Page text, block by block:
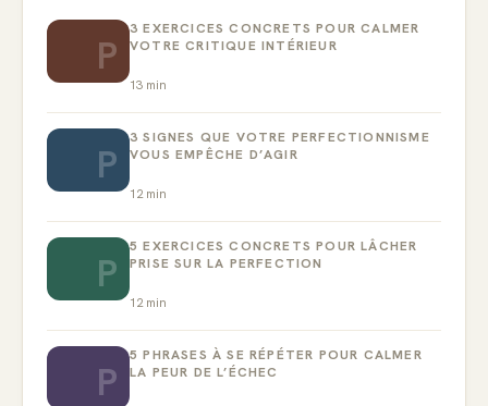
P
3 EXERCICES CONCRETS POUR CALMER
VOTRE CRITIQUE INTÉRIEUR
13 min
P
3 SIGNES QUE VOTRE PERFECTIONNISME
VOUS EMPÊCHE D’AGIR
12 min
P
5 EXERCICES CONCRETS POUR LÂCHER
PRISE SUR LA PERFECTION
12 min
P
5 PHRASES À SE RÉPÉTER POUR CALMER
LA PEUR DE L’ÉCHEC